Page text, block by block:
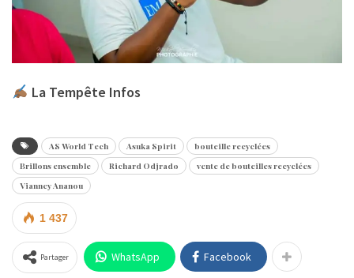
La Tempête Infos
AS World Tech Asuka Spirit
bouteille recyclées
Brillons ensemble
Richard Odjrado
vente de bouteilles recyclées
Vianney Ananou
1 437
Partager WhatsApp Facebook